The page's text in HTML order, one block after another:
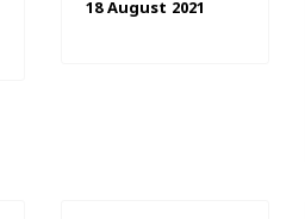
18 August 2021